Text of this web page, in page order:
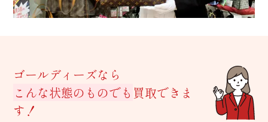
ゴールディーズなら
こんな状態のものでも 買取できま
す！